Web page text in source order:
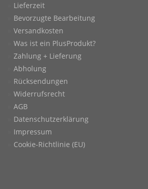
Lieferzeit
Bevorzugte Bearbeitung
Versandkosten
Was ist ein PlusProdukt?
Zahlung + Lieferung
Abholung
Rücksendungen
Widerrufsrecht
AGB
Datenschutzerklärung
Impressum
Cookie-Richtlinie (EU)